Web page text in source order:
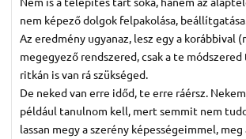
nem képező dolgok felpakolása,
Az eredmény ugyanaz, lesz egy a korábbival
megegyező rendszered, csak a te
ritkán is van rá szükséged.
De neked van erre időd, te erre ráérsz.
például tanulnom kell, mert semmit nem
lassan megy a szerény képességeimmel, meg